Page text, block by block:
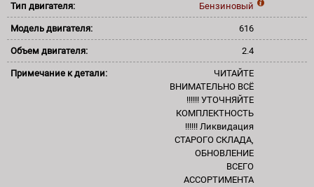
Тип двигателя: Бензиновый
Модель двигателя: 616
Объем двигателя: 2.4
Примечание к детали:
ЧИТАЙТЕ
ВНИМАТЕЛЬНО ВСЁ
!!!!!! УТОЧНЯЙТЕ
КОМПЛЕКТНОСТЬ
!!!!!! Ликвидация
СТАРОГО СКЛАДА,
ОБНОВЛЕНИЕ
ВСЕГО
АССОРТИМЕНТА